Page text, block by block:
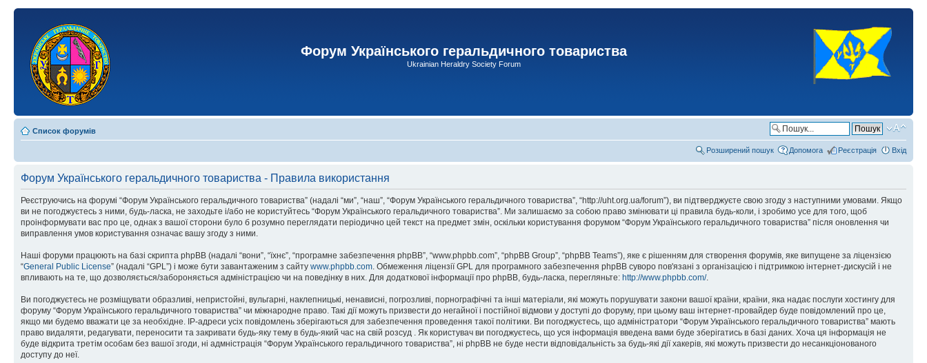
Форум Українського геральдичного товариства
Ukrainian Heraldry Society Forum
Список форумів
Розширений пошук Допомога Реєстрація Вхід
Форум Українського геральдичного товариства - Правила використання
Реєструючись на форумі “Форум Українського геральдичного товариства” (надалі “ми”, “наш”, “Форум Українського геральдичного товариства”, “http://uht.org.ua/forum”), ви підтверджуєте свою згоду з наступними умовами. Якщо
ви не погоджуєтесь з ними, будь-ласка, не заходьте і/або не користуйтесь “Форум Українського геральдичного товариства”. Ми залишаємо за собою право змінювати ці правила будь-коли, і зробимо усе для того, щоб
проінформувати вас про це, однак з вашої сторони було б розумно переглядати періодично цей текст на предмет змін, оскільки користування форумом “Форум Українського геральдичного товариства” після оновлення чи
виправлення умов користування означає вашу згоду з ними.
Наші форуми працюють на базі скрипта phpBB (надалі “вони”, “їхнє”, “програмне забезпечення phpBB”, “www.phpbb.com”, “phpBB Group”, “phpBB Teams”), яке є рішенням для створення форумів, яке випущене за ліцензією
“General Public License” (надалі “GPL”) і може бути завантаженим з сайту www.phpbb.com. Обмеження ліцензії GPL для програмного забезпечення phpBB суворо пов'язані з організацією і підтримкою інтернет-дискусій і не
впливають на те, що дозволяється/забороняється адміністрацією чи на поведінку в них. Для додаткової інформації про phpBB, будь-ласка, перегляньте: http://www.phpbb.com/.
Ви погоджуєтесь не розміщувати образливі, непристойні, вульгарні, наклепницькі, ненависні, погрозливі, порнографічні та інші матеріали, які можуть порушувати закони вашої країни, країни, яка надає послуги хостингу для
форуму “Форум Українського геральдичного товариства” чи міжнародне право. Такі дії можуть призвести до негайної і постійної відмови у доступі до форуму, при цьому ваш інтернет-провайдер буде повідомлений про це,
якщо ми будемо вважати це за необхідне. IP-адреси усіх повідомлень зберігаються для забезпечення проведення такої політики. Ви погоджуєтесь, що адміністратори “Форум Українського геральдичного товариства” мають
право видаляти, редагувати, переносити та закривати будь-яку тему в будь-який час на свій розсуд . Як користувач ви погоджуєтесь, що уся інформація введена вами буде зберігатись в базі даних. Хоча ця інформація не
буде відкрита третім особам без вашої згоди, ні адмністрація “Форум Українського геральдичного товариства”, ні phpBB не буде нести відповідальність за будь-які дії хакерів, які можуть призвести до несанкціонованого
доступу до неї.